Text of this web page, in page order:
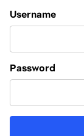
Login
Username
Password